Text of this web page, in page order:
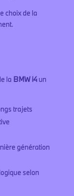
choix de la
la BMW i4un
trajets
génération
selon